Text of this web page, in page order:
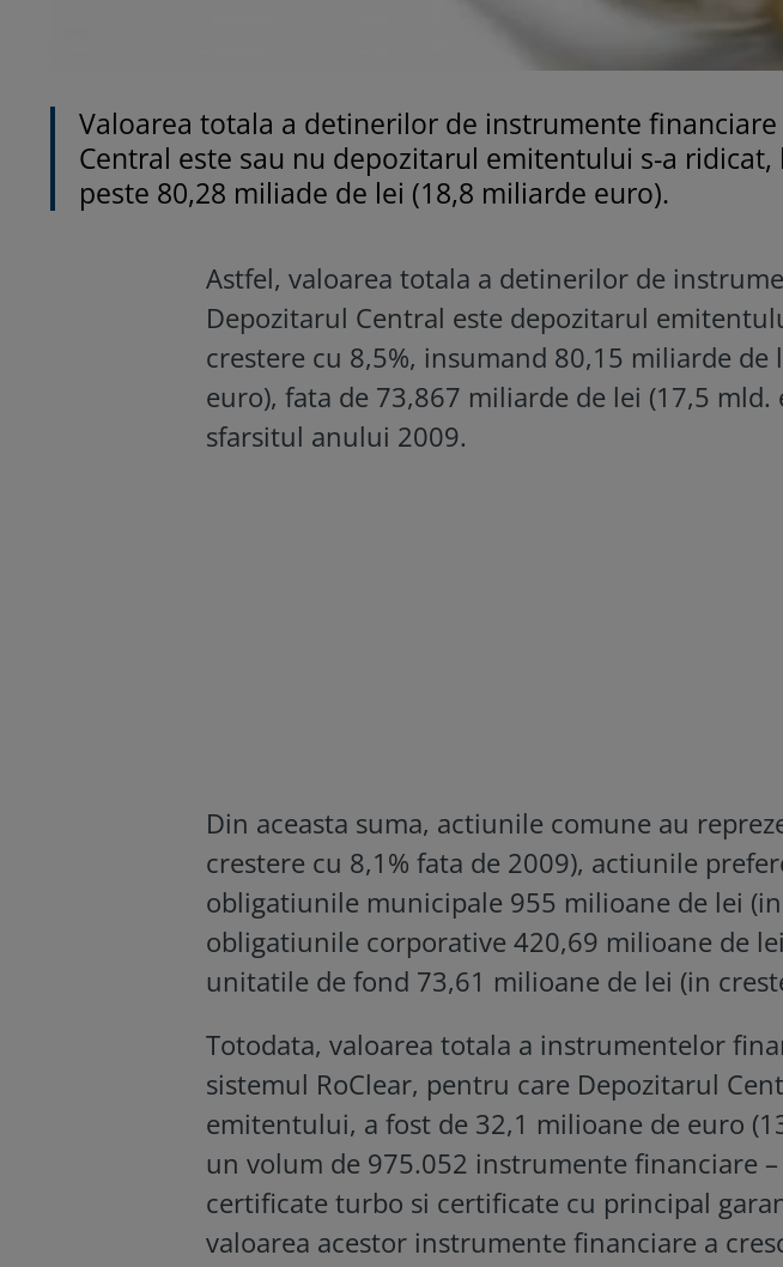
Valoarea totala a detinerilor de instrumente
Central este sau nu depozitarul emitentului s-a
peste 80,28 miliade de lei (18,8 miliarde euro).
Astfel, valoarea totala a detinerilor de
Depozitarul Central este depozitarul
crestere cu 8,5%, insumand 80,15 miliarde
euro), fata de 73,867 miliarde de lei (17,5
sfarsitul anului 2009.
Din aceasta suma, actiunile comune au
crestere cu 8,1% fata de 2009), actiunile
obligatiunile municipale 955 milioane de lei
obligatiunile corporative 420,69 milioane de
unitatile de fond 73,61 milioane de lei (in
Totodata, valoarea totala a instrumentelor
sistemul RoClear, pentru care Depozitarul
emitentului, a fost de 32,1 milioane de euro
un volum de 975.052 instrumente financiare
certificate turbo si certificate cu principal
valoarea acestor instrumente financiare a